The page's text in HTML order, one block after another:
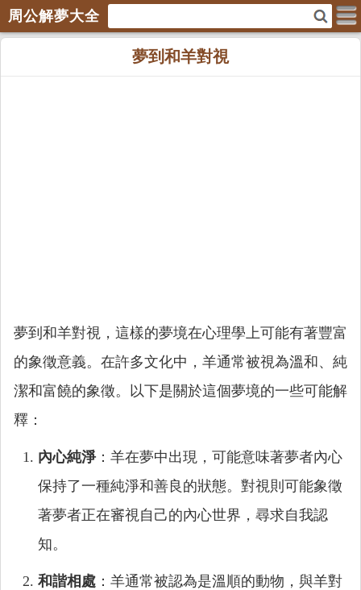
周公解夢大全
夢到和羊對視
夢到和羊對視，這樣的夢境在心理學上可能有著豐富
的象徵意義。在許多文化中，羊通常被視為溫和、純
潔和富饒的象徵。以下是關於這個夢境的一些可能解
釋：
內心純淨：羊在夢中出現，可能意味著夢者內心
保持了一種純淨和善良的狀態。對視則可能象徵
著夢者正在審視自己的內心世界，尋求自我認
知。
和諧相處 ：羊通常被認為是溫順的動物，與羊對